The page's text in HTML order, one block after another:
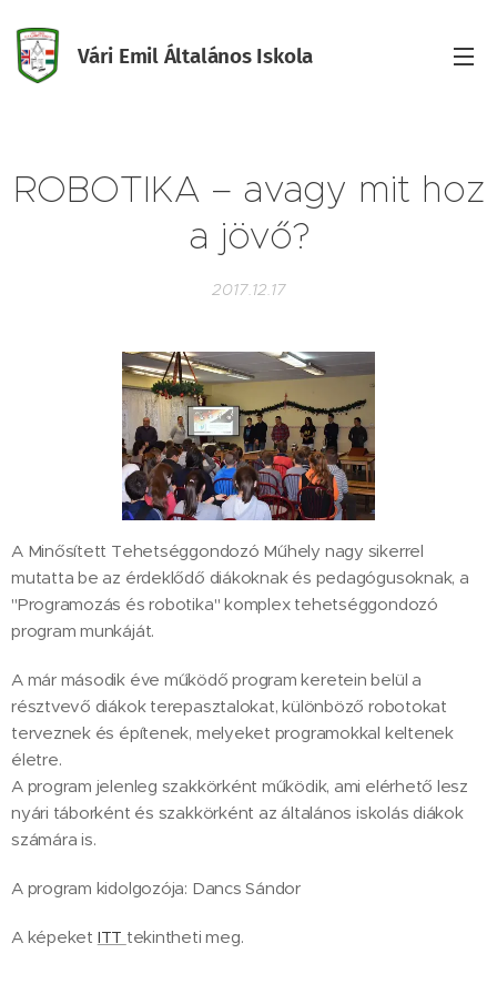
Vári Emil Általános Iskola
ROBOTIKA – avagy mit hoz
a jövő?
2017.12.17
A Minősített Tehetséggondozó Műhely nagy sikerrel
mutatta be az érdeklődő diákoknak és pedagógusoknak, a
"Programozás és robotika" komplex tehetséggondozó
program munkáját.
A már második éve működő program keretein belül a
résztvevő diákok terepasztalokat, különböző robotokat
terveznek és építenek, melyeket programokkal keltenek
életre.
A program jelenleg szakkörként működik, ami elérhető lesz
nyári táborként és szakkörként az általános iskolás diákok
számára is.
A program kidolgozója: Dancs Sándor
A képeket ITT tekintheti meg.